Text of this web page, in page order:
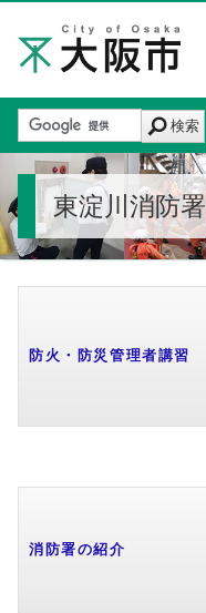
検索
東淀川消防署
防火・防災管理者講習
消防署の紹介